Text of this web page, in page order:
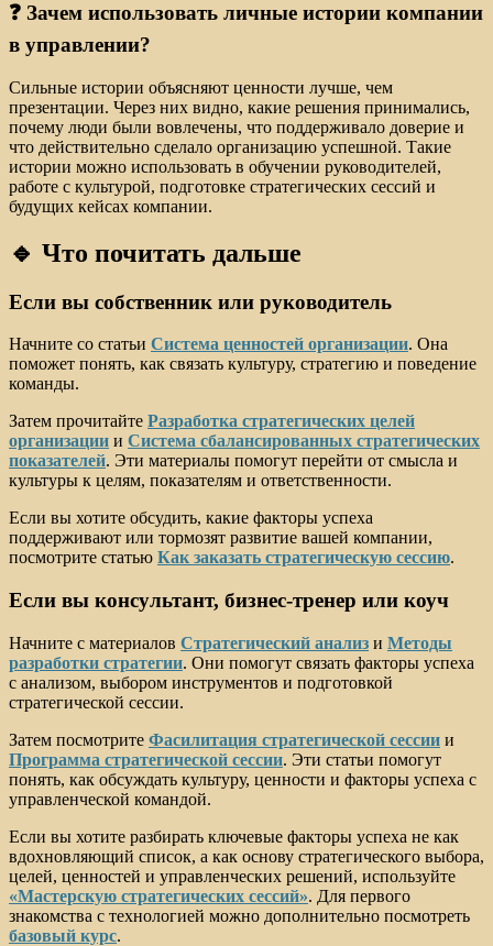
❓ Зачем использовать личные истории компании
в управлении?
Сильные истории объясняют ценности лучше, чем
презентации. Через них видно, какие решения принимались,
почему люди были вовлечены, что поддерживало доверие и
что действительно сделало организацию успешной. Такие
истории можно использовать в обучении руководителей,
работе с культурой, подготовке стратегических сессий и
будущих кейсах компании.
🔹 Что почитать дальше
Если вы собственник или руководитель
Начните со статьи Система ценностей организации. Она
поможет понять, как связать культуру, стратегию и поведение
команды.
Затем прочитайте Разработка стратегических целей
организации и Система сбалансированных стратегических
показателей. Эти материалы помогут перейти от смысла и
культуры к целям, показателям и ответственности.
Если вы хотите обсудить, какие факторы успеха
поддерживают или тормозят развитие вашей компании,
посмотрите статью Как заказать стратегическую сессию.
Если вы консультант, бизнес-тренер или коуч
Начните с материалов Стратегический анализ и Методы
разработки стратегии. Они помогут связать факторы успеха
с анализом, выбором инструментов и подготовкой
стратегической сессии.
Затем посмотрите Фасилитация стратегической сессии и
Программа стратегической сессии. Эти статьи помогут
понять, как обсуждать культуру, ценности и факторы успеха с
управленческой командой.
Если вы хотите разбирать ключевые факторы успеха не как
вдохновляющий список, а как основу стратегического выбора,
целей, ценностей и управленческих решений, используйте
«Мастерскую стратегических сессий». Для первого
знакомства с технологией можно дополнительно посмотреть
базовый курс.